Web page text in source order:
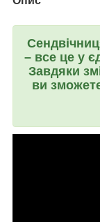
– все це у
Завдяки
ви